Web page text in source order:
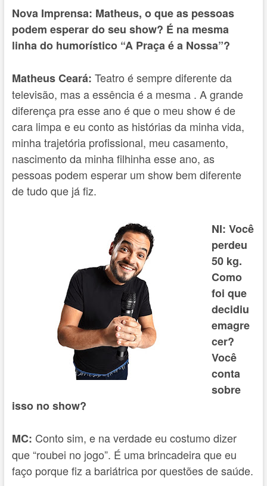
Nova Imprensa: Matheus, o que as pessoas
podem esperar do seu show? É na mesma
linha do humorístico “A Praça é a Nossa”?
Matheus Ceará: Teatro é sempre diferente da
televisão, mas a essência é a mesma . A grande
diferença pra esse ano é que o meu show é de
cara limpa e eu conto as histórias da minha vida,
minha trajetória profissional, meu casamento,
nascimento da minha filhinha esse ano, as
pessoas podem esperar um show bem diferente
de tudo que já fiz.
NI: Você
perdeu
50 kg.
Como
foi que
decidiu
emagre
cer?
Você
conta
sobre
isso no show?
MC: Conto sim, e na verdade eu costumo dizer
que “roubei no jogo”. É uma brincadeira que eu
faço porque fiz a bariátrica por questões de saúde.